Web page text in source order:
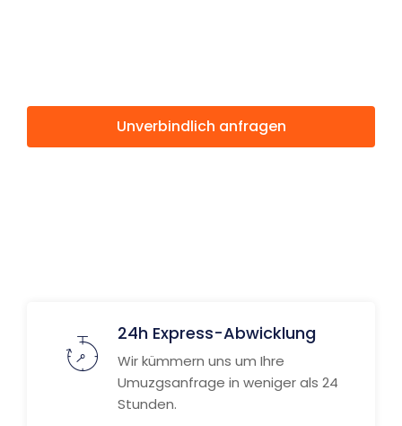
Unverbindlich anfragen
24h Express-Abwicklung
Wir kümmern uns um Ihre
Umuzgsanfrage in weniger als 24
Stunden.